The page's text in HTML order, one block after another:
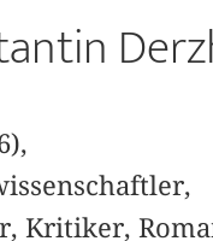
Kritiker,